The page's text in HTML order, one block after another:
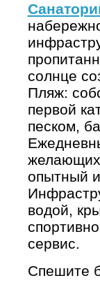
солнце
Пляж:
первой
песком,
желающих
опытный
водой,
сервис.
Спешите